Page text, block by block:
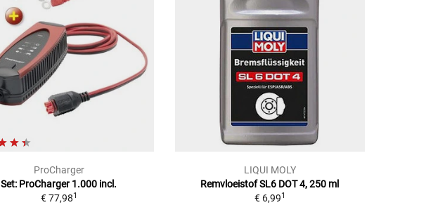
ProCharger
Set: ProCharger 1.000 incl.
€ 77,981
LIQUI MOLY
Remvloeistof SL6 DOT 4, 250 ml
€ 6,991